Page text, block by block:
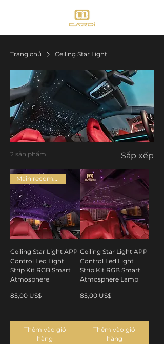
Trang chủ Ceiling Star Light
2 sản phẩm Sắp xếp
Main recommended products
Ceiling Star Light APP
Control Led Light
Strip Kit RGB Smart
Atmosphere
Giá
85,00 US$
Thêm vào giỏ
hàng
Ceiling Star Light APP
Control Led Light
Strip Kit RGB Smart
Atmosphere Lamp
Giá
85,00 US$
Thêm vào giỏ
hàng